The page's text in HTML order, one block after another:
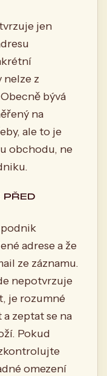
jen
nelze z
bývá
na
ale to je
obchodu, ne
PŘED
podnik
adrese a že
ze záznamu.
nepotvrzuje
je rozumné
zeptat se na
Pokud
omezení